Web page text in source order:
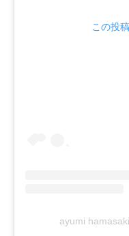
この投
ayumi